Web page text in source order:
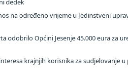
dedek
na određeno vrijeme u Jedinstveni
odobrilo Općini Jesenje 45.000 eura za
krajnjih korisnika za sudjelovanje u